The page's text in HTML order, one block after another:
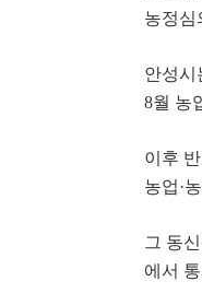
농정심
안성시
8월 농
이후
농업·
그 동
에서